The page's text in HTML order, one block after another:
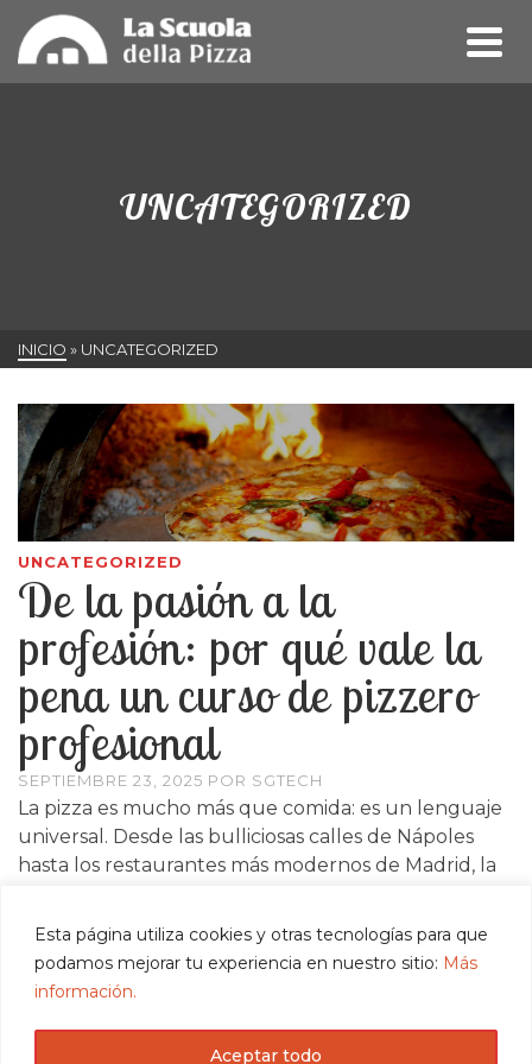
Esta página utiliza cookies y otras tecnologías para que
podamos mejorar tu experiencia en nuestro sitio: Más
información.
Aceptar todo
UNCATEGORIZED
INICIO » UNCATEGORIZED
UNCATEGORIZED
De la pasión a la
profesión: por qué vale la
pena un curso de pizzero
profesional
SEPTIEMBRE 23, 2025 POR SGTECH
La pizza es mucho más que comida: es un lenguaje
universal. Desde las bulliciosas calles de Nápoles
hasta los restaurantes más modernos de Madrid, la
tradición, creatividad y técnica. Pero aunque …
LEER MÁS